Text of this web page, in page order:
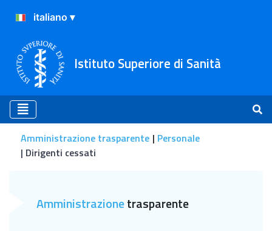
Istituto Superiore di Sanità
Amministrazione trasparente Personale
Dirigenti cessati
Amministrazionetrasparente